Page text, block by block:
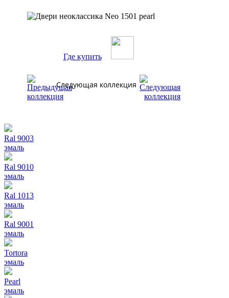
Где купить
Следующая коллекция
Ral 9003
эмаль
Ral 9010
эмаль
Ral 1013
эмаль
Ral 9001
эмаль
Tortora
эмаль
Pearl
эмаль